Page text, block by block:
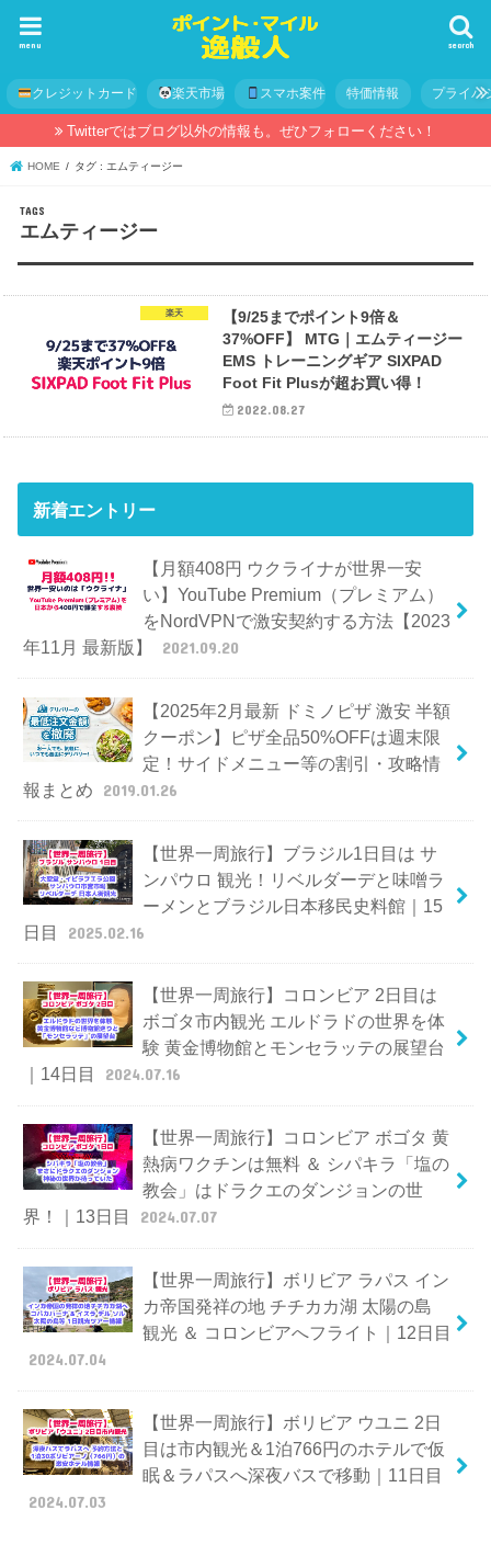
search
menu
クレジットカード 楽天市場 スマホ案件 特価情報 プライバ
Twitterではブログ以外の情報も。ぜひフォローください！
HOME タグ : エムティージー
エムティージー
楽天
【9/25までポイント9倍＆
37%OFF】 MTG｜エムティージー
EMS トレーニングギア SIXPAD
Foot Fit Plusが超お買い得！
2022.08.27
新着エントリー
【月額408円 ウクライナが世界一安
い】YouTube Premium（プレミアム）
をNordVPNで激安契約する方法【2023
年11月 最新版】
2021.09.20
【2025年2月最新 ドミノピザ 激安 半額
クーポン】ピザ全品50%OFFは週末限
定！サイドメニュー等の割引・攻略情
報まとめ
2019.01.26
【世界一周旅行】ブラジル1日目は サ
ンパウロ 観光！リベルダーデと味噌ラ
ーメンとブラジル日本移民史料館｜15
日目
2025.02.16
【世界一周旅行】コロンビア 2日目は
ボゴタ市内観光 エルドラドの世界を体
験 黄金博物館とモンセラッテの展望台
｜14日目
2024.07.16
【世界一周旅行】コロンビア ボゴタ 黄
熱病ワクチンは無料 ＆ シパキラ「塩の
教会」はドラクエのダンジョンの世
界！｜13日目
2024.07.07
【世界一周旅行】ボリビア ラパス イン
カ帝国発祥の地 チチカカ湖 太陽の島
観光 ＆ コロンビアへフライト｜12日目
2024.07.04
【世界一周旅行】ボリビア ウユニ 2日
目は市内観光＆1泊766円のホテルで仮
眠＆ラパスへ深夜バスで移動｜11日目
2024.07.03